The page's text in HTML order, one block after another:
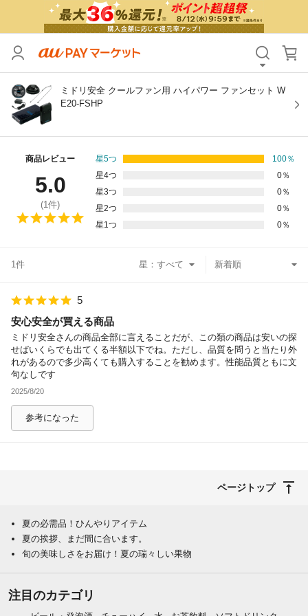
ミドリ安全 クールファン用 ハイパワー ファンセット W
E20-FSHP
商品レビュー
5.0
(1件)
星5つ 100％
星4つ
0％
星3つ
0％
星2つ
0％
星1つ
0％
1件 星：
5
安心安全が買える商品
ミドリ安全さんの商品全部に言えることだが、この類の商品は安いの探
せばいくらでも出てくる半額以下でね。ただし、品質を問うと当たり外
れがあるので多少高くても購入することを勧めます。性能品質ともに文
句なしです
2025/8/20
参考になった
ページトップ
夏の必需品！ひんやりアイテム
夏の挨拶、まだ間に合います。
旬の美味しさをお届け！夏の瑞々しい果物
注目のカテゴリ
カテゴリ すべて
価格 すべて
支払い方法
その他の条件
送料無料
Pontaパス特典対象すべて
除外ワード